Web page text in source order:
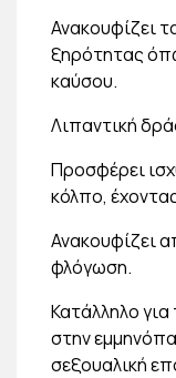
Ανακουφίζει
ξηρότητας
καύσου.
Λιπαντική
Προσφέρει
κόλπο,
Ανακουφίζει
φλόγωση.
Κατάλληλο
στην
σεξουαλική